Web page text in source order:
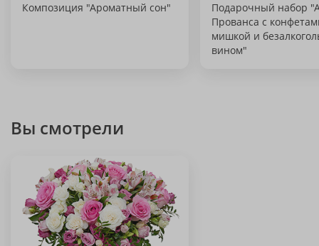
Композиция "Ароматный сон"
Подарочный набор
Прованса с
мишкой и
вином"
Вы смотрели